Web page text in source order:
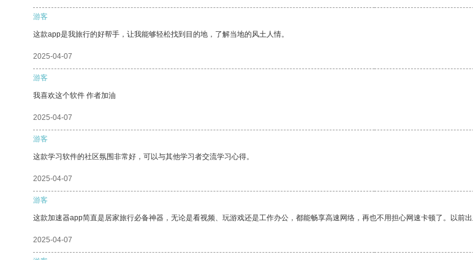
游客
这款app是我旅行的好帮手，让我能够轻松找到目的地，了解当地的风土人情。
2025-04-07
游客
我喜欢这个软件 作者加油
2025-04-07
游客
这款学习软件的社区氛围非常好，可以与其他学习者交流学习心得。
2025-04-07
游客
这款加速器app简直是居家旅行必备神器，无论是看视频、玩游戏还是工作办公，都能畅享高速网络，再也不用担心网速卡顿了。以前
2025-04-07